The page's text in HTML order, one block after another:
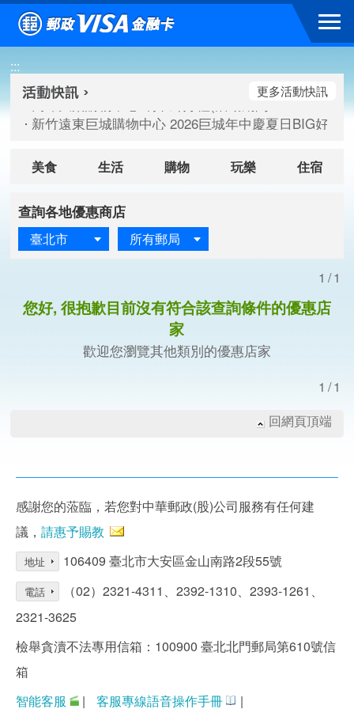
跳到主要內容區塊
:::
高雄大樂購物中心 刷卡郵好禮(活動期間：115/08/07-
臺北三創生活 有點東西第2波 刷卡郵好禮(活動期間：
高雄大樂購物中心 刷卡郵好禮(活動期間：115/08/07-
新竹遠東巨城購物中心 2026巨城年中慶夏日BIG好刷(
更多活動快訊
美食 生活 購物 玩樂 住宿
查詢各地優惠商店
臺北市 所有郵局
1/1
您好, 很抱歉目前沒有符合該查詢條件的優惠店
家
歡迎您瀏覽其他類別的優惠店家
1/1
回網頁頂端
感謝您的蒞臨，若您對中華郵政(股)公司服務有任何建
議， 請惠予賜教
地址 106409 臺北市大安區金山南路2段55號
電話
（02）2321-4311、2392-1310、2393-1261、
2321-3625
檢舉貪瀆不法專用信箱：100900 臺北北門郵局第610號信
箱
智能客服
| 客服專線語音操作手冊 |